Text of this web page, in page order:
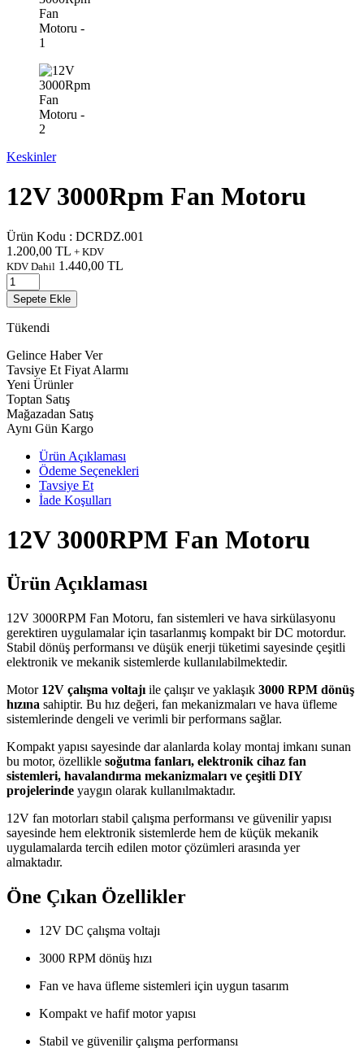
Keskinler
12V 3000Rpm Fan Motoru
Ürün Kodu : DCRDZ.001
1.200,00 TL + KDV
KDV Dahil 1.440,00 TL
Sepete Ekle
Tükendi
Gelince Haber Ver
Tavsiye Et Fiyat Alarmı
Yeni Ürünler
Toptan Satış
Mağazadan Satış
Aynı Gün Kargo
Ürün Açıklaması
Ödeme Seçenekleri
Tavsiye Et
İade Koşulları
12V 3000RPM Fan Motoru
Ürün Açıklaması
12V 3000RPM Fan Motoru, fan sistemleri ve hava sirkülasyonu
gerektiren uygulamalar için tasarlanmış kompakt bir DC motordur.
Stabil dönüş performansı ve düşük enerji tüketimi sayesinde çeşitli
elektronik ve mekanik sistemlerde kullanılabilmektedir.
Motor 12V çalışma voltajı ile çalışır ve yaklaşık 3000 RPM dönüş
hızına sahiptir. Bu hız değeri, fan mekanizmaları ve hava üfleme
sistemlerinde dengeli ve verimli bir performans sağlar.
Kompakt yapısı sayesinde dar alanlarda kolay montaj imkanı sunan
bu motor, özellikle soğutma fanları, elektronik cihaz fan
sistemleri, havalandırma mekanizmaları ve çeşitli DIY
projelerinde yaygın olarak kullanılmaktadır.
12V fan motorları stabil çalışma performansı ve güvenilir yapısı
sayesinde hem elektronik sistemlerde hem de küçük mekanik
uygulamalarda tercih edilen motor çözümleri arasında yer
almaktadır.
Öne Çıkan Özellikler
12V DC çalışma voltajı
3000 RPM dönüş hızı
Fan ve hava üfleme sistemleri için uygun tasarım
Kompakt ve hafif motor yapısı
Stabil ve güvenilir çalışma performansı